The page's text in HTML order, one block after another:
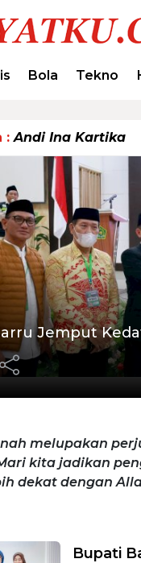
Bola Tekno
:Andi Ina Kartika
Jemput
melupakan
kita jadikan
dekat dengan
Bupati